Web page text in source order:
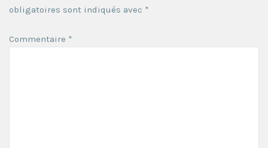
obligatoires sont indiqués avec *
Commentaire *